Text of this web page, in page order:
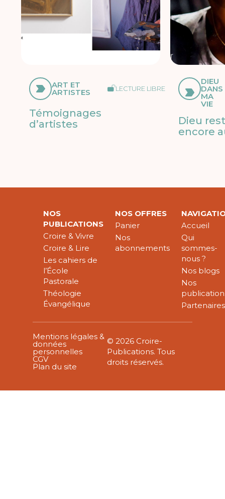
ART ET
ARTISTES LECTURE LIBRE
Témoignages
d’artistes
DIEU
DANS
MA
VIE
Dieu
encore
NOS
PUBLICATIONS
Croire & Vivre
Croire & Lire
Les cahiers de
l’École
Pastorale
Théologie
Évangélique
NOS OFFRES
Panier
Nos
abonnements
Accueil
Qui
sommes-
nous ?
Nos blogs
Nos
Partenaires
Mentions légales &
données
personnelles
CGV
Plan du site
© 2026 Croire-
Publications. Tous
droits réservés.